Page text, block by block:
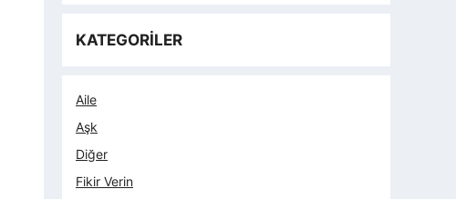
KATEGORİLER
Aile
Aşk
Diğer
Fikir Verin